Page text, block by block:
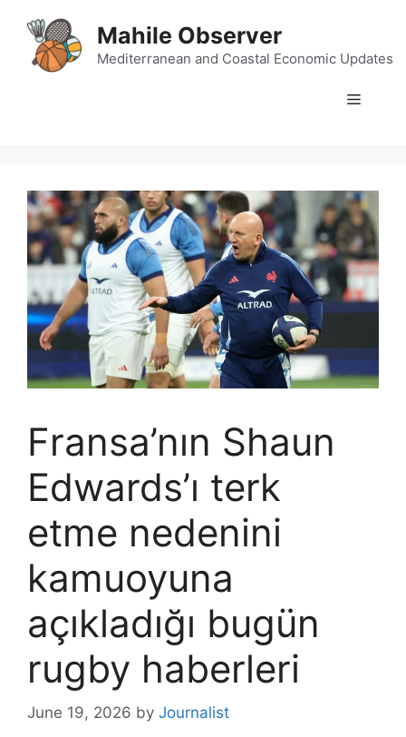
content
Mahile Observer
Mediterranean and Coastal Economic Updates
Menu
Fransa’nın Shaun
Edwards’ı terk
etme nedenini
kamuoyuna
açıkladığı bugün
rugby haberleri
June 19, 2026 by Journalist